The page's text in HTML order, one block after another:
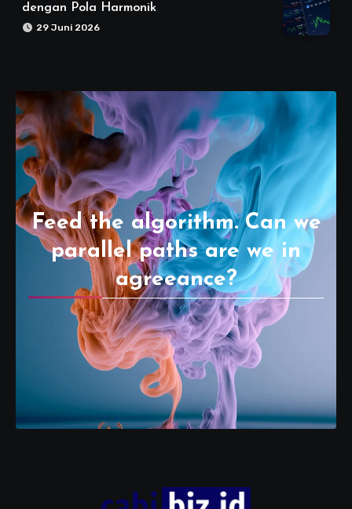
dengan Pola Harmonik
29 Juni 2026
Feed the algorithm. Can we
parallel paths are we in
agreeance?